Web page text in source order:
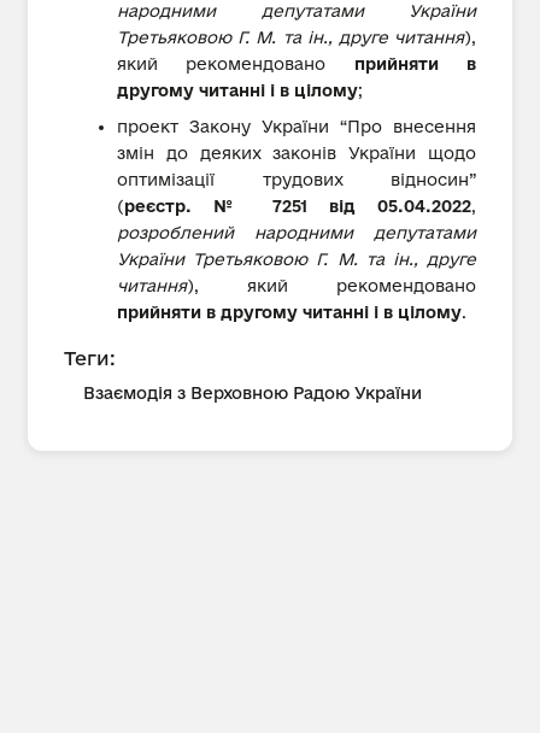
народними депутатами України
Третьяковою Г. М. та ін., друге читання),
який рекомендовано прийняти в
другому читанні і в цілому;
проект Закону України “Про внесення
змін до деяких законів України щодо
оптимізації трудових відносин”
(реєстр. № 7251 від 05.04.2022,
розроблений народними депутатами
України Третьяковою Г. М. та ін., друге
читання), який рекомендовано
прийняти в другому читанні і в цілому.
Теги:
Взаємодія з Верховною Радою України